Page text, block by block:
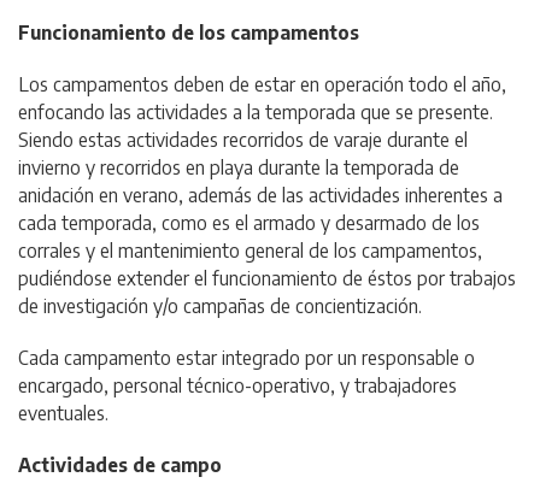
Funcionamiento de los campamentos
Los campamentos deben de estar en operación todo el año,
enfocando las actividades a la temporada que se presente.
Siendo estas actividades recorridos de varaje durante el
invierno y recorridos en playa durante la temporada de
anidación en verano, además de las actividades inherentes a
cada temporada, como es el armado y desarmado de los
corrales y el mantenimiento general de los campamentos,
pudiéndose extender el funcionamiento de éstos por trabajos
de investigación y/o campañas de concientización.
Cada campamento estar integrado por un responsable o
encargado, personal técnico-operativo, y trabajadores
eventuales.
Actividades de campo